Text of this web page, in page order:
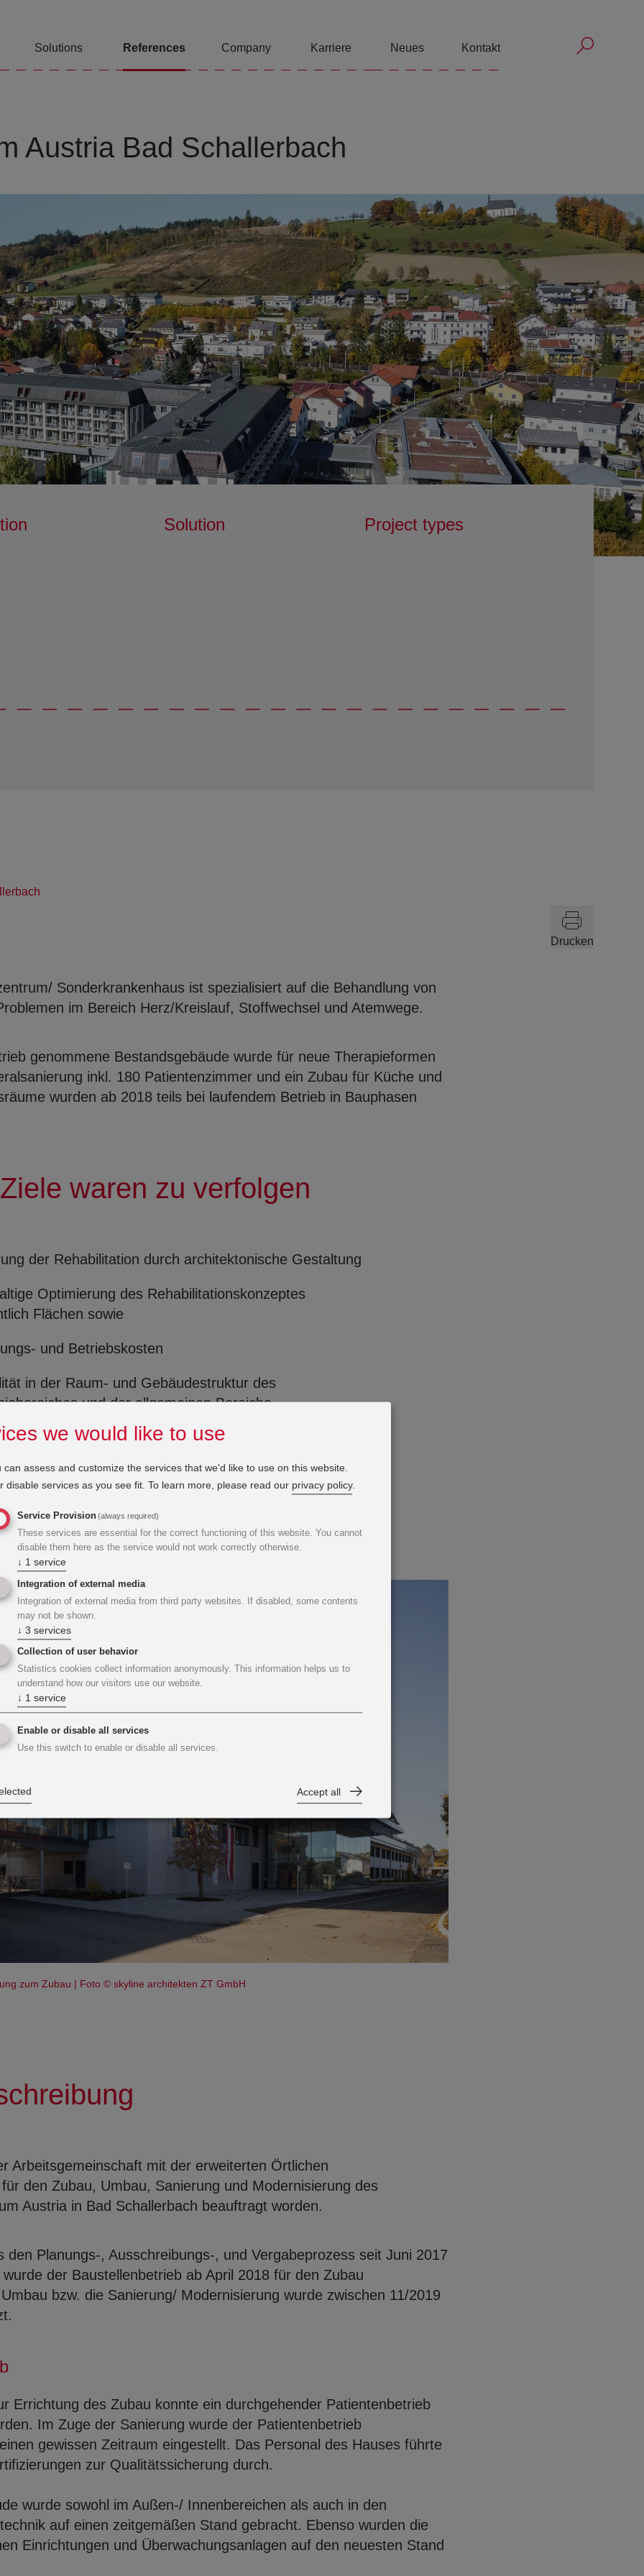
Solutions References Company Karriere Neues Kontakt Submit
Submit
Austria Bad Schallerbach
Solution Project types
Drucken
Sonderkrankenhaus ist spezialisiert auf die Behandlung von
im Bereich Herz/Kreislauf, Stoffwechsel und Atemwege.
genommene Bestandsgebäude wurde für neue Therapieformen
inkl. 180 Patientenzimmer und ein Zubau für Küche und
wurden ab 2018 teils bei laufendem Betrieb in Bauphasen
waren zu verfolgen
der Rehabilitation durch architektonische Gestaltung
Optimierung des Rehabilitationskonzeptes
Flächen sowie
und Betriebskosten
in der Raum- und Gebäudestruktur des
und der allgemeinen Bereiche
und Patientenorientierung
zukünftiger Entwicklungen
wirtschaftliches und ökologisches Gebäude -
für den Zubau
zum Zubau | Foto © skyline architekten ZT GmbH
Arbeitsgemeinschaft mit der erweiterten Örtlichen
den Zubau, Umbau, Sanierung und Modernisierung des
Austria in Bad Schallerbach beauftragt worden.
den Planungs-, Ausschreibungs-, und Vergabeprozess seit Juni 2017
der Baustellenbetrieb ab April 2018 für den Zubau
bzw. die Sanierung/ Modernisierung wurde zwischen 11/2019
Errichtung des Zubau konnte ein durchgehender Patientenbetrieb
Im Zuge der Sanierung wurde der Patientenbetrieb
gewissen Zeitraum eingestellt. Das Personal des Hauses führte
zur Qualitätssicherung durch.
wurde sowohl im Außen-/ Innenbereichen als auch in den
auf einen zeitgemäßen Stand gebracht. Ebenso wurden die
Einrichtungen und Überwachungsanlagen auf den neuesten Stand
we would like to use
can assess and customize the services that we'd like to use on this website.
disable services as you see fit. To learn more, please read our privacy policy.
Service Provision(always required)
These services are essential for the correct functioning of this website. You cannot
disable them here as the service would not work correctly otherwise.
↓ 1 service
Integration of external media
Integration of external media from third party websites. If disabled, some contents
may not be shown.
↓ 3 services
Collection of user behavior
Statistics cookies collect information anonymously. This information helps us to
understand how our visitors use our website.
↓ 1 service
Enable or disable all services
Use this switch to enable or disable all services.
Accept all